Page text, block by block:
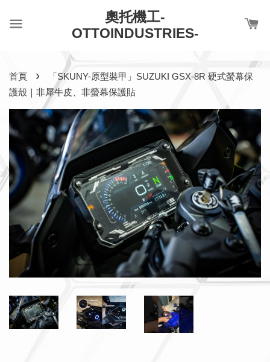
奧托機工-
OTTOINDUSTRIES-
首頁 ›
「SKUNY-原型裝甲」SUZUKI GSX-8R 硬式螢幕保
護殼｜非犀牛皮、非螢幕保護貼